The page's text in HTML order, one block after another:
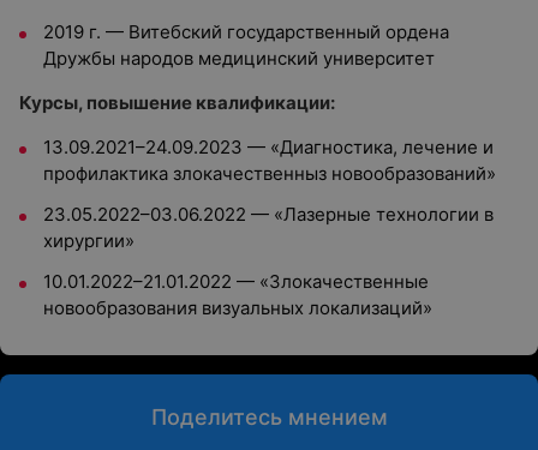
2019 г. — Витебский государственный ордена
Дружбы народов медицинский университет
Курсы, повышение квалификации:
13.09.2021–24.09.2023 — «Диагностика, лечение и
профилактика злокачественныз новообразований»
23.05.2022–03.06.2022 — «Лазерные технологии в
хирургии»
10.01.2022–21.01.2022 — «Злокачественные
новообразования визуальных локализаций»
Поделитесь мнением